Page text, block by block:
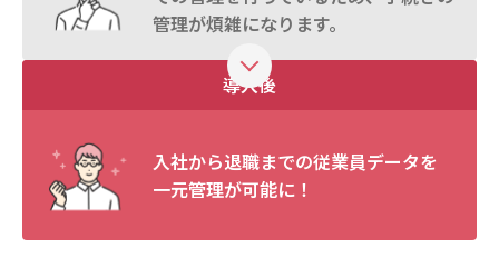
管理が煩雑になります。
導入後
入社から退職までの従業員データを
一元管理が可能に！